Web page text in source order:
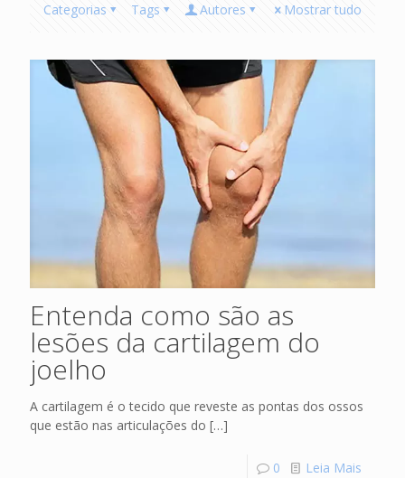
Categorias Tags Autores Mostrar tudo
Entenda como são as
lesões da cartilagem do
joelho
A cartilagem é o tecido que reveste as pontas dos ossos
que estão nas articulações do […]
0 Leia Mais